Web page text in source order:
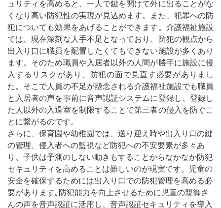
ュリティを高めると、一人で鍵を開けて外に出ることがな
くなり高い防犯性の実現が見込めます。また、犯罪への防
犯についても効果をあげることができます。介護福祉施設
では、現在深刻な人手不足となっており、防犯の観点から
出入り口に職員を配置したくてもできない施設が多くあり
ます。そのため職員や入居者以外の人間が勝手に施設に侵
入するリスクがあり、防犯の面で見直す必要がありまし
た。そこで人員の不足が懸念される介護福祉施設でも職員
と入居者の声を事前に音声認証システムに登録し、登録し
た人以外の入退室を制限することで第三者の侵入を防ぐこ
とに繋がるのです。
さらに、保育園や幼稚園では、送り迎え時や出入り口の鍵
の管理、侵入者への監視など防犯への不安要素が多々あ
り、子供は予測のしない動きもすることからなかなか防犯
セキュリティを高めることは難しいのが現実です。児童の
安全を確保するためには出入り口での防犯管理を高める必
要があります｡防犯能力を向上させるために児童の親御さ
んの声を音声認証に活用し、音声認証セキュリティを導入